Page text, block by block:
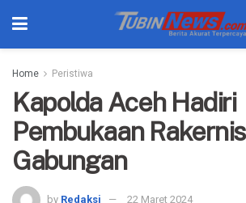
Home Peristiwa
Kapolda Aceh Hadiri
Pembukaan Rakernis
Gabungan
by Redaksi 22 Maret 2024